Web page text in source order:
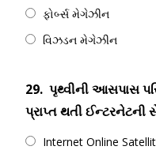
ફોર્બ્સ મેગેઝીન
વિઝડન મેગેઝીન
29. પૃથ્વીની આસપાસ
પ્રાપ્ત થતી ઈન્ટરનેટની
Internet Online